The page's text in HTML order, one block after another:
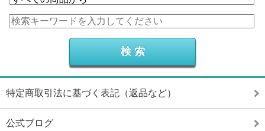
特定商取引法に基づく表記（返品など）
公式ブログ